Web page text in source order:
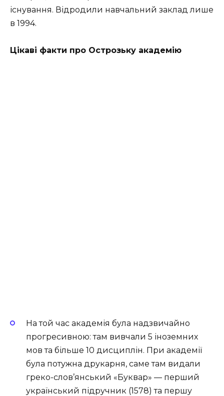
існування. Відродили навчальний заклад лише
в 1994.
Цікаві факти про Острозьку академію
На той час академія була надзвичайно
прогресивною: там вивчали 5 іноземних
мов та більше 10 дисциплін. При академії
була потужна друкарня, саме там видали
греко-слов’янський «Буквар» — перший
український підручник (1578) та першу